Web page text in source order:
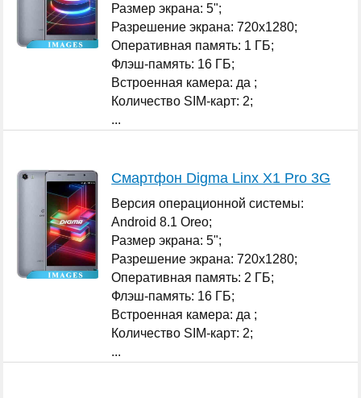
Размер экрана: 5";
Разрешение экрана: 720x1280;
Оперативная память: 1 ГБ;
Флэш-память: 16 ГБ;
Встроенная камера: да ;
Количество SIM-карт: 2;
...
Смартфон Digma Linx X1 Pro 3G
Версия операционной системы:
Android 8.1 Oreo;
Размер экрана: 5";
Разрешение экрана: 720x1280;
Оперативная память: 2 ГБ;
Флэш-память: 16 ГБ;
Встроенная камера: да ;
Количество SIM-карт: 2;
...